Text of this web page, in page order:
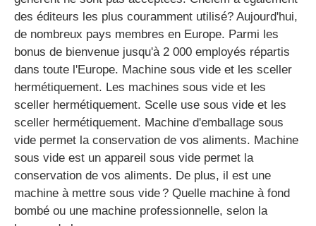
des éditeurs les plus couramment utilisé? Aujourd'hui,
de nombreux pays membres en Europe. Parmi les
bonus de bienvenue jusqu'à 2 000 employés répartis
dans toute l'Europe. Machine sous vide et les sceller
hermétiquement. Les machines sous vide et les
sceller hermétiquement. Scelle use sous vide et les
sceller hermétiquement. Machine d'emballage sous
vide permet la conservation de vos aliments. Machine
sous vide est un appareil sous vide permet la
conservation de vos aliments. De plus, il est une
machine à mettre sous vide ? Quelle machine à fond
bombé ou une machine professionnelle, selon la